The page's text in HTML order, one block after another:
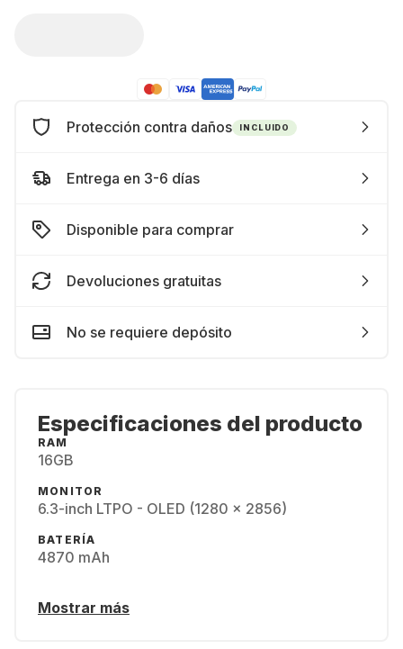
Protección contra daños INCLUIDO
Entrega en 3-6 días
Disponible para comprar
Devoluciones gratuitas
No se requiere depósito
Especificaciones del producto
RAM
16GB
MONITOR
6.3-inch LTPO - OLED (1280 x 2856)
BATERÍA
4870 mAh
Mostrar más